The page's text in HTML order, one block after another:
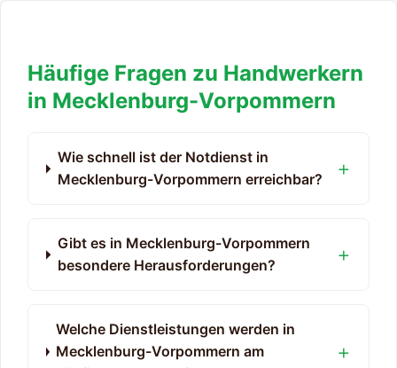
Häufige Fragen zu Handwerkern
in Mecklenburg-Vorpommern
Wie schnell ist der Notdienst in
Mecklenburg-Vorpommern erreichbar?
Gibt es in Mecklenburg-Vorpommern
besondere Herausforderungen?
Welche Dienstleistungen werden in
Mecklenburg-Vorpommern am